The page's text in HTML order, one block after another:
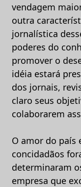
vendagem
outra
jornalística
poderes do
promover o
idéia estará
dos jornais,
claro seus
colaborarem
O amor do país
concidadãos
determinaram
empresa que